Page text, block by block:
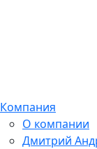
Компания
О компании
Дмитрий